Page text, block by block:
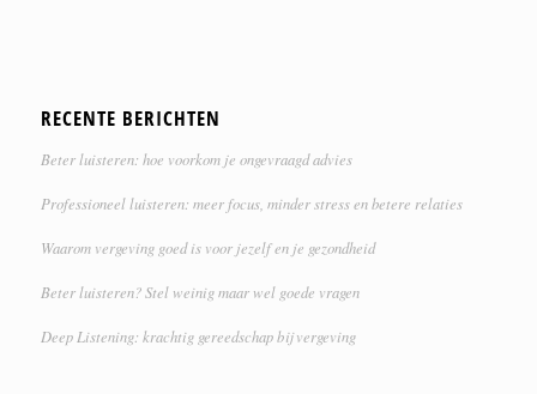
RECENTE BERICHTEN
Beter luisteren: hoe voorkom je ongevraagd advies
Professioneel luisteren: meer focus, minder stress en betere relaties
Waarom vergeving goed is voor jezelf en je gezondheid
Beter luisteren? Stel weinig maar wel goede vragen
Deep Listening: krachtig gereedschap bij vergeving